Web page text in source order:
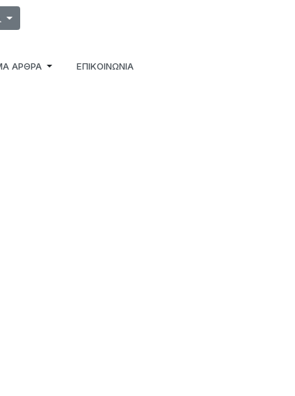
τη γλώσσα σας
ΆΡΘΡΑ ΕΠΙΚΟΙΝΩΝΙΑ